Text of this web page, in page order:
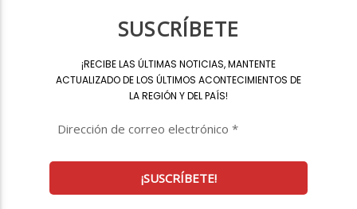
SUSCRÍBETE
¡RECIBE LAS ÚLTIMAS NOTICIAS, MANTENTE
ACTUALIZADO DE LOS ÚLTIMOS ACONTECIMIENTOS DE
LA REGIÓN Y DEL PAÍS!